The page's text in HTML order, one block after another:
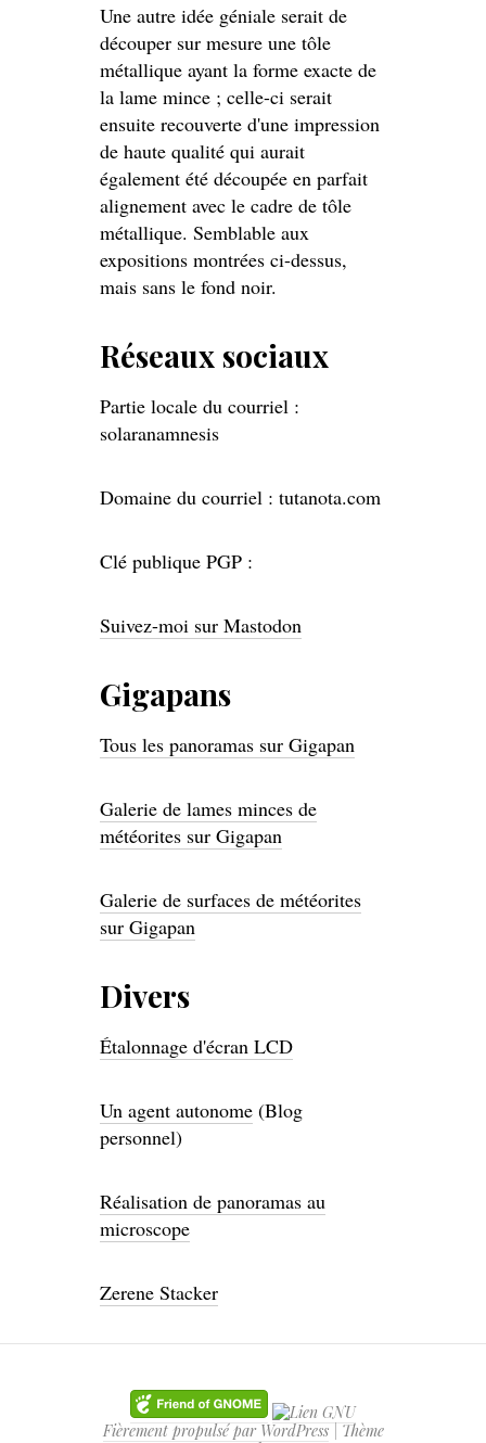
Une autre idée géniale serait de
découper sur mesure une tôle
métallique ayant la forme exacte de
la lame mince ; celle-ci serait
ensuite recouverte d'une impression
de haute qualité qui aurait
également été découpée en parfait
alignement avec le cadre de tôle
métallique. Semblable aux
expositions montrées ci-dessus,
mais sans le fond noir.
Réseaux sociaux
Partie locale du courriel :
solaranamnesis
Domaine du courriel : tutanota.com
Clé publique PGP :
Suivez-moi sur Mastodon
Gigapans
Tous les panoramas sur Gigapan
Galerie de lames minces de
météorites sur Gigapan
Galerie de surfaces de météorites
sur Gigapan
Divers
Étalonnage d'écran LCD
Un agent autonome (Blog
personnel)
Réalisation de panoramas au
microscope
Zerene Stacker
Fièrement propulsé par WordPress |Thème